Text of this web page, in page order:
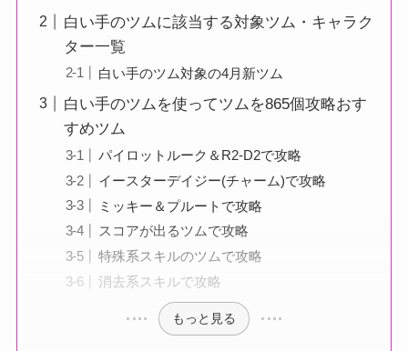
白い手のツムに該当する対象ツム・キャラク
ター一覧
白い手のツム対象の4月新ツム
白い手のツムを使ってツムを865個攻略おす
すめツム
パイロットルーク＆R2-D2で攻略
イースターデイジー(チャーム)で攻略
ミッキー＆プルートで攻略
スコアが出るツムで攻略
特殊系スキルのツムで攻略
消去系スキルで攻略
もっと見る